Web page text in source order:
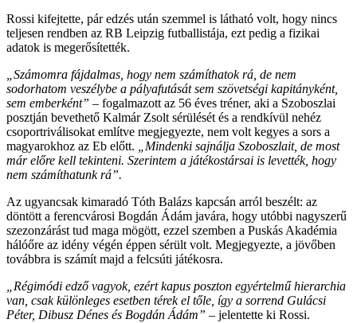
Rossi kifejtette, pár edzés után szemmel is látható volt, hogy nincs
teljesen rendben az RB Leipzig futballistája, ezt pedig a fizikai
adatok is megerősítették.
„Számomra fájdalmas, hogy nem számíthatok rá, de nem
sodorhatom veszélybe a pályafutását sem szövetségi kapitányként,
sem emberként” – fogalmazott az 56 éves tréner, aki a Szoboszlai
posztján bevethető Kalmár Zsolt sérülését és a rendkívül nehéz
csoportriválisokat említve megjegyezte, nem volt kegyes a sors a
magyarokhoz az Eb előtt.
„Mindenki sajnálja Szoboszlait, de most
már előre kell tekinteni. Szerintem a játékostársai is levették, hogy
nem számíthatunk rá”.
Az ugyancsak kimaradó Tóth Balázs kapcsán arról beszélt: az
döntött a ferencvárosi Bogdán Ádám javára, hogy utóbbi nagyszerű
szezonzárást tud maga mögött, ezzel szemben a Puskás Akadémia
hálóőre az idény végén éppen sérült volt. Megjegyezte, a jövőben
továbbra is számít majd a felcsúti játékosra.
„Régimódi edző vagyok, ezért kapus poszton egyértelmű hierarchia
van, csak különleges esetben térek el tőle, így a sorrend Gulácsi
Péter, Dibusz Dénes és Bogdán Ádám” – jelentette ki Rossi.